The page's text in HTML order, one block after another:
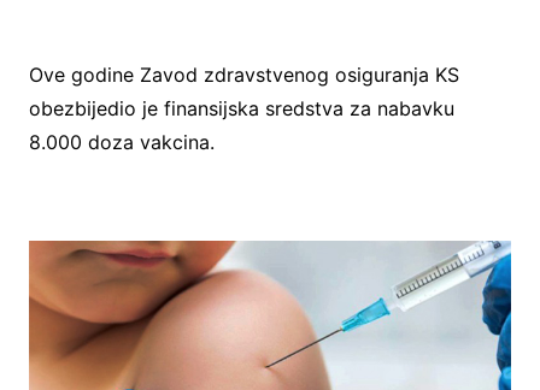
Ove godine Zavod zdravstvenog osiguranja KS
obezbijedio je finansijska sredstva za nabavku
8.000 doza vakcina.